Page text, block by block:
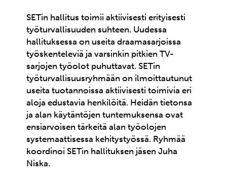
SETin hallitus toimii aktiivisesti erityisesti
työturvallisuuden suhteen. Uudessa
hallituksessa on useita draamasarjoissa
työskenteleviä ja varsinkin pitkien TV-
sarjojen työolot puhuttavat. SETin
työturvallisuusryhmään on ilmoittautunut
useita tuotannoissa aktiivisesti toimivia eri
aloja edustavia henkilöitä. Heidän tietonsa
ja alan käytäntöjen tuntemuksensa ovat
ensiarvoisen tärkeitä alan työolojen
systemaattisessa kehitystyössä. Ryhmää
koordinoi SETin hallituksen jäsen Juha
Niska.